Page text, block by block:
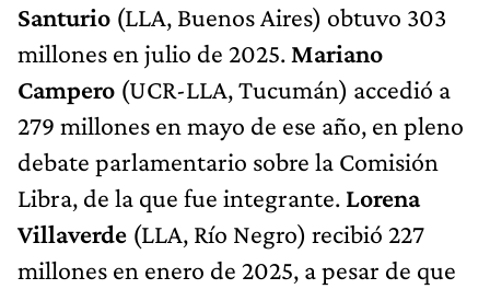
Santurio (LLA, Buenos Aires) obtuvo 303
millones en julio de 2025. Mariano
Campero (UCR-LLA, Tucumán) accedió a
279 millones en mayo de ese año, en pleno
debate parlamentario sobre la Comisión
Libra, de la que fue integrante. Lorena
Villaverde (LLA, Río Negro) recibió 227
millones en enero de 2025, a pesar de que